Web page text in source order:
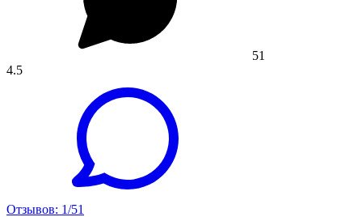
51
4.5
Отзывов: 1/51